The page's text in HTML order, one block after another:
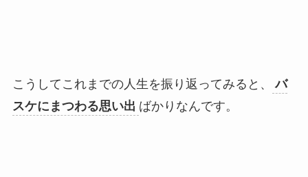
こうしてこれまでの人生を振り返ってみると、
バ
スケにまつわる思い出 ばかりなんです。